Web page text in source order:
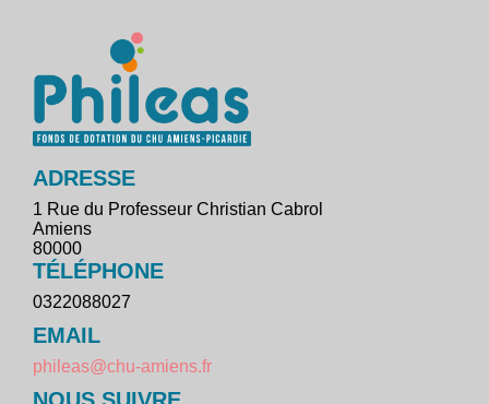
ADRESSE
1 Rue du Professeur Christian Cabrol
Amiens
80000
TÉLÉPHONE
0322088027
EMAIL
phileas@chu-amiens.fr